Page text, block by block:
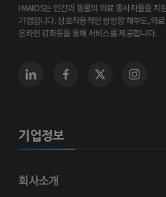
IMAIOS는 인간과 동물의 의료 종사자들을 지
기업입니다. 상호작용적인 쌍방향 해부도, 의
온라인 강좌등을 통해 서비스를 제공합니다.
기업정보
회사소개